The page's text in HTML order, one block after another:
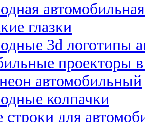
глазки
3d логотипы
проекторы
автомобильный
колпачки
строки для